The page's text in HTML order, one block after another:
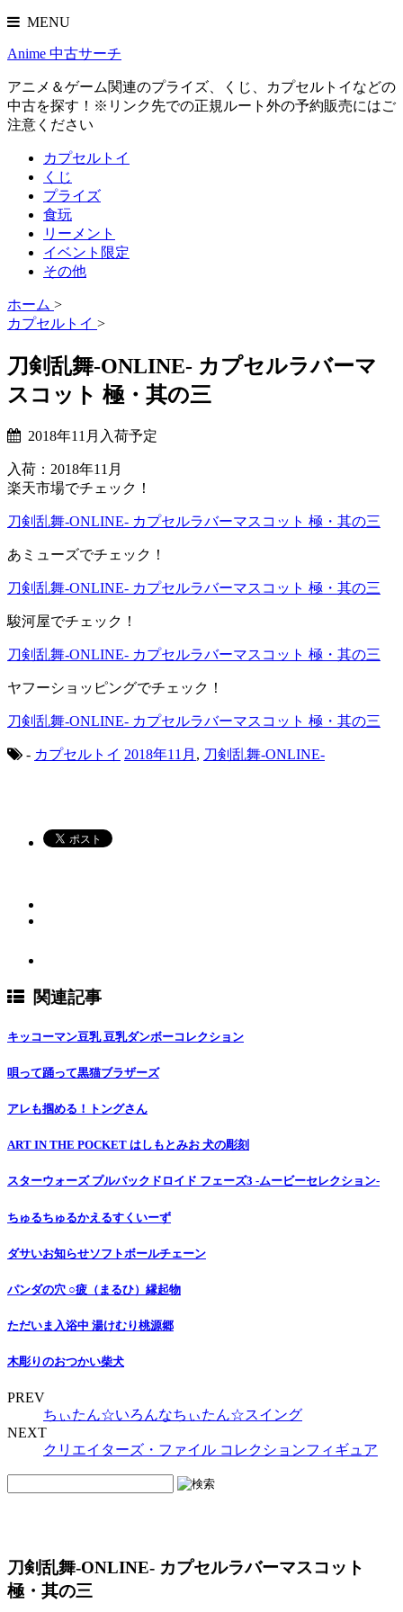
MENU
Anime 中古サーチ
アニメ＆ゲーム関連のプライズ、くじ、カプセルトイなどの
中古を探す！※リンク先での正規ルート外の予約販売にはご
注意ください
カプセルトイ
くじ
プライズ
食玩
リーメント
イベント限定
その他
ホーム >
カプセルトイ >
刀剣乱舞-ONLINE- カプセルラバーマ
スコット 極・其の三
2018年11月入荷予定
入荷：2018年11月
楽天市場でチェック！
刀剣乱舞-ONLINE- カプセルラバーマスコット 極・其の三
あミューズでチェック！
刀剣乱舞-ONLINE- カプセルラバーマスコット 極・其の三
駿河屋でチェック！
刀剣乱舞-ONLINE- カプセルラバーマスコット 極・其の三
ヤフーショッピングでチェック！
刀剣乱舞-ONLINE- カプセルラバーマスコット 極・其の三
- カプセルトイ 2018年11月 , 刀剣乱舞-ONLINE-
関連記事
キッコーマン豆乳 豆乳ダンボーコレクション
唄って踊って黒猫ブラザーズ
アレも掴める！トングさん
ART IN THE POCKET はしもとみお 犬の彫刻
スターウォーズ プルバックドロイド フェーズ3 -ムービーセレクション-
ちゅるちゅるかえるすくいーず
ダサいお知らせソフトボールチェーン
パンダの穴 ○疲（まるひ）縁起物
ただいま入浴中 湯けむり桃源郷
木彫りのおつかい柴犬
PREV
ちぃたん☆いろんなちぃたん☆スイング
NEXT
クリエイターズ・ファイル コレクションフィギュア
刀剣乱舞-ONLINE- カプセルラバーマスコット
極・其の三